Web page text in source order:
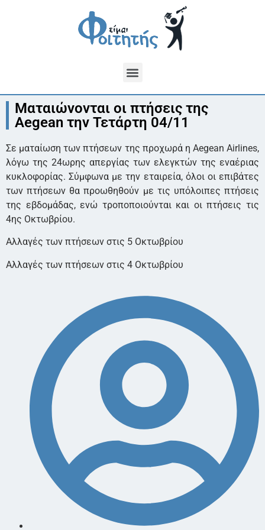
Ματαιώνονται οι πτήσεις της
Aegean την Τετάρτη 04/11
Σε ματαίωση των πτήσεων της προχωρά η Aegean Airlines,
λόγω της 24ωρης απεργίας των ελεγκτών της εναέριας
κυκλοφορίας. Σύμφωνα με την εταιρεία, όλοι οι επιβάτες
των πτήσεων θα προωθηθούν με τις υπόλοιπες πτήσεις
της εβδομάδας, ενώ τροποποιούνται και οι πτήσεις τις
4ης Οκτωβρίου.
Αλλαγές των πτήσεων στις 5 Οκτωβρίου
Αλλαγές των πτήσεων στις 4 Οκτωβρίου